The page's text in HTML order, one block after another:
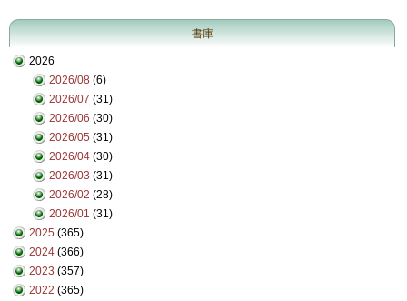
書庫
2026
2026/08 (6)
2026/07 (31)
2026/06 (30)
2026/05 (31)
2026/04 (30)
2026/03 (31)
2026/02 (28)
2026/01 (31)
2025 (365)
2024 (366)
2023 (357)
2022 (365)